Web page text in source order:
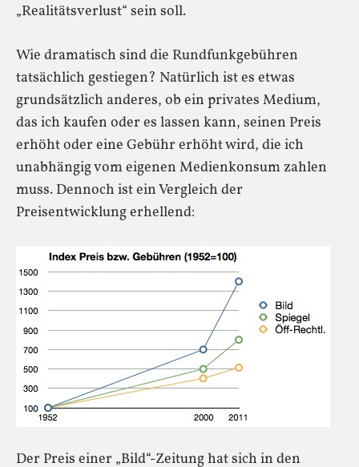
„Realitätsverlust“ sein soll.
Wie dramatisch sind die Rundfunkgebühren
tatsächlich gestiegen? Natürlich ist es etwas
grundsätzlich anderes, ob ein privates Medium,
das ich kaufen oder es lassen kann, seinen Preis
erhöht oder eine Gebühr erhöht wird, die ich
unabhängig vom eigenen Medienkonsum zahlen
muss. Dennoch ist ein Vergleich der
Preisentwicklung erhellend:
Der Preis einer „Bild“-Zeitung hat sich in den